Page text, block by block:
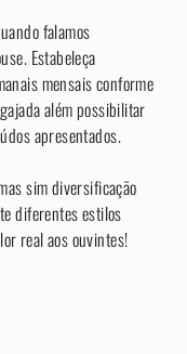
falamos
Estabeleça
mensais conforme
além possibilitar
apresentados.
sim diversificação
diferentes estilos
real aos ouvintes!